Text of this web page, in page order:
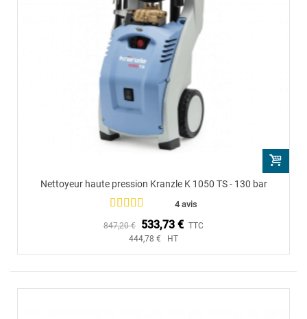
Nettoyeur haute pression Kranzle K 1050 TS - 130 bar
4 avis
847,20 € 533,73 € TTC
444,78 € HT